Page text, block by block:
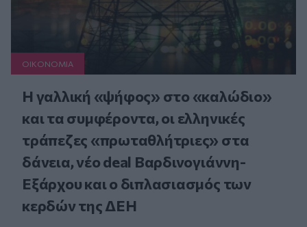
ΟΙΚΟΝΟΜΙΑ
Η γαλλική «ψήφος» στο «καλώδιο»
και τα συμφέροντα, οι ελληνικές
τράπεζες «πρωταθλήτριες» στα
δάνεια, νέο deal Βαρδινογιάννη-
Εξάρχου και ο διπλασιασμός των
κερδών της ΔΕΗ